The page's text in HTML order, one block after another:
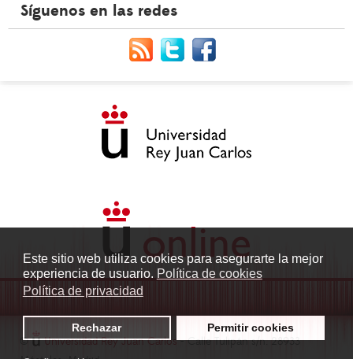
Este sitio web utiliza cookies para asegurarte la mejor
experiencia de usuario. Política de cookies
Política de privacidad
Rechazar Permitir cookies
Síguenos en las redes
© Universidad Rey Juan Carlos- Calle Tulipán s/n. 28933